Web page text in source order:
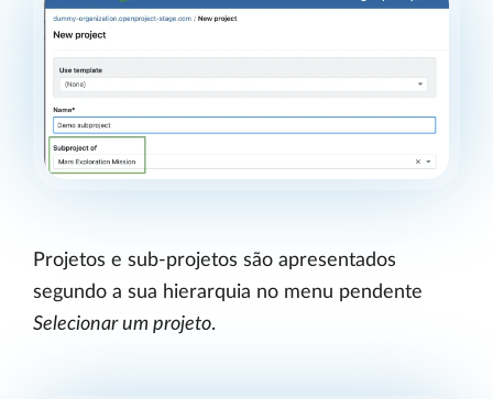
Projetos e sub-projetos são apresentados
segundo a sua hierarquia no menu pendente
Selecionar um projeto.